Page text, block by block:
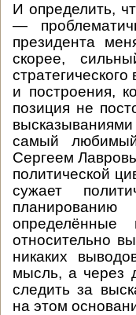
И определить,
—
президента
скорее,
и построения,
позиция не
самый
Сергеем
политической
сужает
относительно
никаких
мысль, а через
следить за
на этом